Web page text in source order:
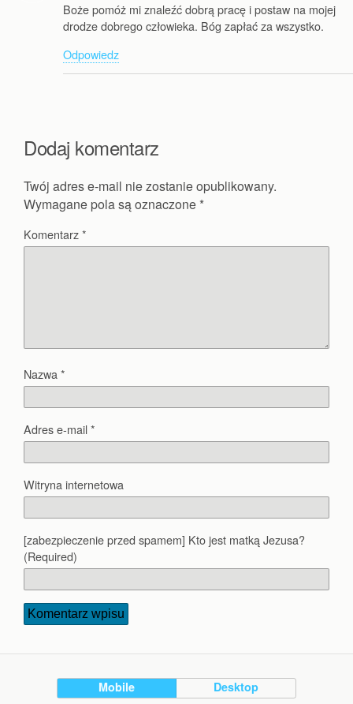
Boże pomóż mi znaleźć dobrą pracę i postaw na mojej
drodze dobrego człowieka. Bóg zapłać za wszystko.
Odpowiedz
Dodaj komentarz
Twój adres e-mail nie zostanie opublikowany.
Wymagane pola są oznaczone *
Komentarz*
Nazwa *
Adres e-mail*
Witryna internetowa
[zabezpieczenie przed spamem] Kto jest matką Jezusa?
(Required)
Mobile Desktop